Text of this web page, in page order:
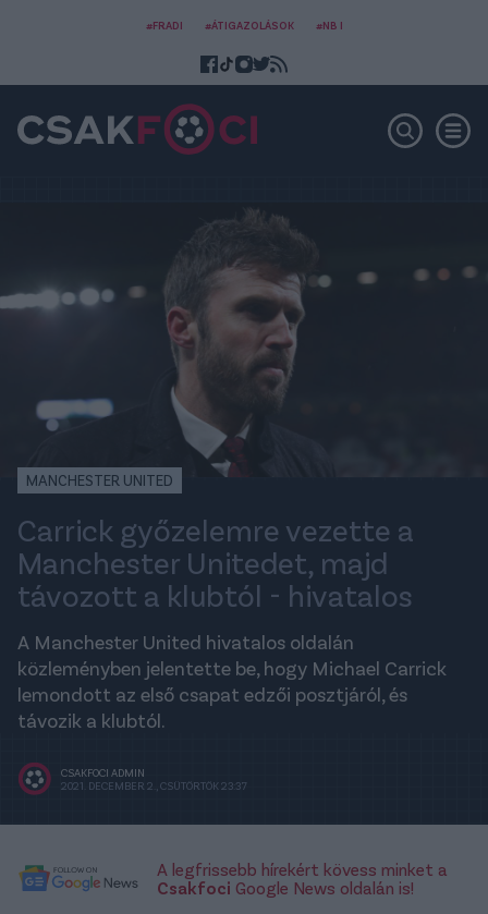
#FRADI #ÁTIGAZOLÁSOK #NB I
MANCHESTER UNITED
Carrick győzelemre vezette a
Manchester Unitedet, majd
távozott a klubtól - hivatalos
A Manchester United hivatalos oldalán
közleményben jelentette be, hogy Michael Carrick
lemondott az első csapat edzői posztjáról, és
távozik a klubtól.
CSAKFOCI ADMIN
2021. DECEMBER 2., CSÜTÖRTÖK 23:37
A legfrissebb hírekért kövess minket a
Csakfoci Google News oldalán is!